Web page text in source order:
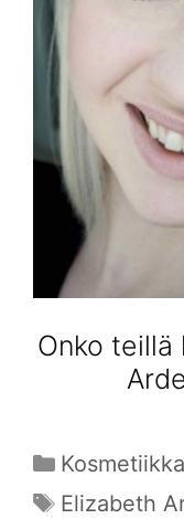
Onko teillä
Kategoriat
Kosmetiikka
Avainsanat
Elizabeth